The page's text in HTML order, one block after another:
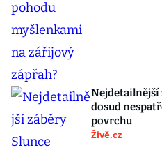
Nejdetailnější
dosud
povrchu
Živě.cz